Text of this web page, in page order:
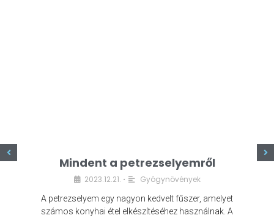
Mindent a petrezselyemről
2023.12.21. • Gyógynövények
A petrezselyem egy nagyon kedvelt fűszer, amelyet
számos konyhai étel elkészítéséhez használnak. A